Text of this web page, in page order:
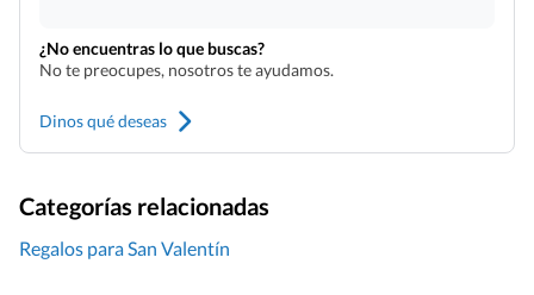
¿No encuentras lo que buscas?
No te preocupes, nosotros te ayudamos.
Dinos qué deseas
Categorías relacionadas
Regalos para San Valentín